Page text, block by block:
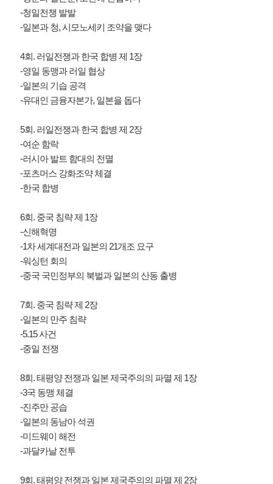
-청일전쟁 발발
-일본과 청, 시모노세키 조약을 맺다
4회. 러일전쟁과 한국 합병 제 1장
-영일 동맹과 러일 협상
-일본의 기습 공격
-유대인 금융자본가, 일본을 돕다
5회. 러일전쟁과 한국 합병 제 2장
-여순 함락
-러시아 발트 함대의 전멸
-포츠머스 강화조약 체결
-한국 합병
6회. 중국 침략 제 1장
-신해혁명
-1차 세계대전과 일본의 21개조 요구
-워싱턴 회의
-중국 국민정부의 북벌과 일본의 산동 출병
7회. 중국 침략 제 2장
-일본의 만주 침략
-5.15 사건
-중일 전쟁
8회. 태평양 전쟁과 일본 제국주의의 파멸 제 1장
-3국 동맹 체결
-진주만 공습
-일본의 동남아 석권
-미드웨이 해전
-과달카날 전투
9회. 태평양 전쟁과 일본 제국주의의 파멸 제 2장